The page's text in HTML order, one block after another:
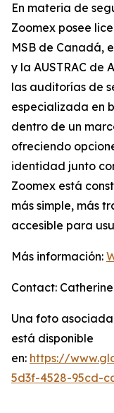
En materia de
Zoomex posee
MSB de Canadá,
y la AUSTRAC de
las auditorías de
especializada en
dentro de un
ofreciendo
identidad junto
Zoomex está
más simple, más
accesible para
Más información:
Contact: Catherine
Una foto
está disponible
en: https://
5d3f-4528-95cd-